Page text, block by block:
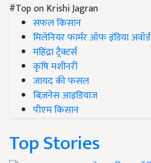
#Top on Krishi Jagran
सफल किसान
मिलेनियर फार्मर ऑफ इंडिया अवॉर्ड
महिंद्रा ट्रैक्टर्स
कृषि मशीनरी
जायद की फसल
बिज़नेस आइडियाज
पीएम किसान
Top Stories